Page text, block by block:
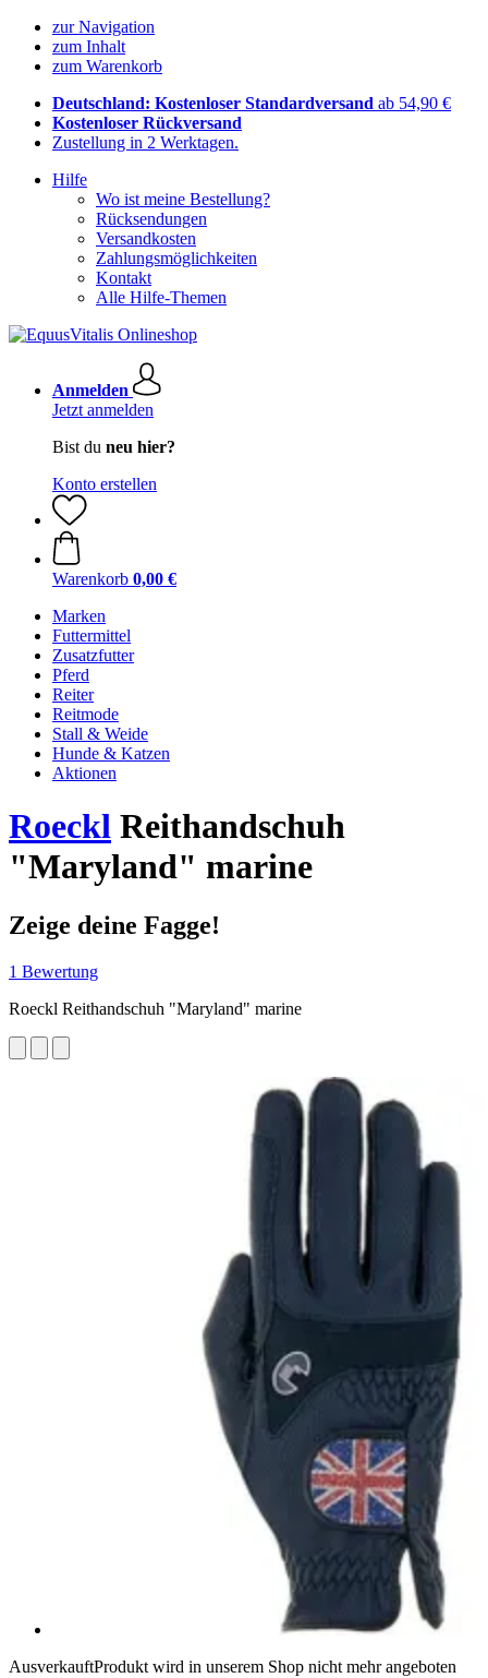
zur Navigation
zum Inhalt
zum Warenkorb
Deutschland: Kostenloser Standardversand ab 54,90 €
Kostenloser Rückversand
Zustellung in 2 Werktagen.
Hilfe
Wo ist meine Bestellung?
Rücksendungen
Versandkosten
Zahlungsmöglichkeiten
Kontakt
Alle Hilfe-Themen
Anmelden
Jetzt anmelden
Bist du neu hier?
Konto erstellen
Warenkorb 0,00 €
Marken
Futtermittel
Zusatzfutter
Pferd
Reiter
Reitmode
Stall & Weide
Hunde & Katzen
Aktionen
Roeckl Reithandschuh
"Maryland" marine
Zeige deine Fagge!
1 Bewertung
Roeckl Reithandschuh "Maryland" marine
AusverkauftProdukt wird in unserem Shop nicht mehr angeboten